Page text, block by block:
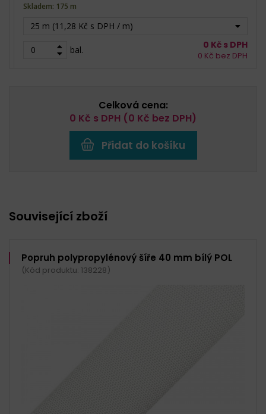
25 m (11,28 Kč s DPH / m)
bal.
Skladem: 175 m
0 Kč s DPH
0 Kč bez DPH
Celková cena:
0 Kč s DPH (0 Kč bez DPH)
Přidat do košíku
Související zboží
Popruh polypropylénový šíře 40 mm bílý POL
(Kód produktu: 138228)